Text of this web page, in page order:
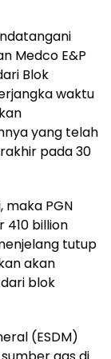
Medco E&P
Blok
waktu
yang telah
pada 30
maka PGN
billion
tutup
akan
blok
(ESDM)